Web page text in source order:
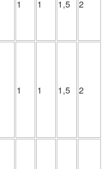
1 1 1,5 2
1 1 1,5 2